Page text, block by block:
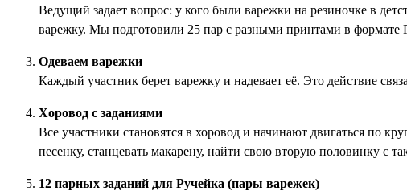
Ведущий задает вопрос: у кого были варежки на резиночке в
варежку. Мы подготовили 25 пар с разными принтами в формате
Одеваем варежки
Каждый участник берет варежку и надевает её. Это действие
Хоровод с заданиями
Все участники становятся в хоровод и начинают двигаться по
песенку, станцевать макарену, найти свою вторую половинку с
12 парных заданий для Ручейка (пары варежек)